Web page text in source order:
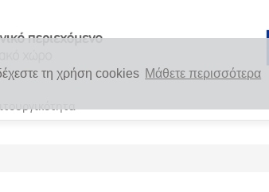
τη χρήση cookies Μάθετε περισσότερα